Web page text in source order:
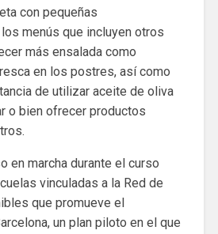
con pequeñas
menús que incluyen otros
más ensalada como
en los postres, así como
de utilizar aceite de oliva
o bien ofrecer productos
en marcha durante el curso
vinculadas a la Red de
que promueve el
​​un plan piloto en el que